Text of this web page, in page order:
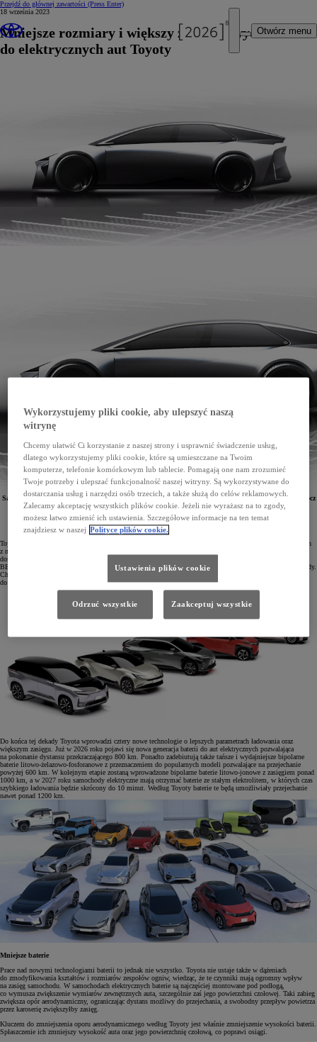
Przejdź do głównej zawartości (Press Enter)
Otwórz menu
18 września 2023
Mniejsze rozmiary i większy zasięg nowych baterii
do elektrycznych aut Toyoty
Samochody hybrydowe i elektryczne Toyoty już w 2026 roku otrzymają nową generację baterii. Oprócz
prac nad zupełnie nowymi typami baterii koncern skupia się także nad ich rozmiarami, które
wpływają na konstrukcję i osiągi auta.
Toyota zapowiada, że do 2030 roku zamierza wyprodukować 3,5 mln samochodów elektrycznych. Aż 1,7 mln
z nich powstanie w rewolucyjnej fabryce BEV Factory stosującej innowacyjne procesy produkcyjne. Aby
dostępność aut elektrycznych była jak najwyższa, potrzebne są baterie nowej generacji, co potwierdza prezes
BEV Factory Takero Kato: „Będziemy oferować różne technologie baterii, tak jak teraz oferujemy różne napędy.
Chcemy dostosować rodzaj akumulatora trakcyjnego do typu samochodu oraz jego zastosowania, a także
do potrzeb naszych klientów.”
Do końca tej dekady Toyota wprowadzi cztery nowe technologie o lepszych parametrach ładowania oraz
większym zasięgu. Już w 2026 roku pojawi się nowa generacja baterii do aut elektrycznych pozwalająca
na pokonanie dystansu przekraczającego 800 km. Ponadto zadebiutują także tańsze i wydajniejsze bipolarne
baterie litowo-żelazowo-fosforanowe z przeznaczeniem do popularnych modeli pozwalające na przejechanie
powyżej 600 km. W kolejnym etapie zostaną wprowadzone bipolarne baterie litowo-jonowe z zasięgiem ponad
1000 km, a w 2027 roku samochody elektryczne mają otrzymać baterie ze stałym elektrolitem, w których czas
szybkiego ładowania będzie skrócony do 10 minut. Według Toyoty baterie te będą umożliwiały przejechanie
nawet ponad 1200 km.
Mniejsze baterie
Prace nad nowymi technologiami baterii to jednak nie wszystko. Toyota nie ustaje także w dążeniach
do zmodyfikowania kształtów i rozmiarów zespołów ogniw, wiedząc, że te czynniki mają ogromny wpływ
na zasięg samochodu. W samochodach elektrycznych baterie są najczęściej montowane pod podłogą,
co wymusza zwiększenie wymiarów zewnętrznych auta, szczególnie zaś jego powierzchni czołowej. Taki zabieg
zwiększa opór aerodynamiczny, ograniczając dystans możliwy do przejechania, a swobodny przepływ powietrza
przez karoserię zwiększyłby zasięg.
Kluczem do zmniejszenia oporu aerodynamicznego według Toyoty jest właśnie zmniejszenie wysokości baterii.
Spłaszczenie ich zmniejszy wysokość auta oraz jego powierzchnię czołową, co poprawi osiągi.
Wykorzystujemy pliki cookie, aby ulepszyć naszą
witrynę
Chcemy ułatwić Ci korzystanie z naszej strony i usprawnić świadczenie usług,
dlatego wykorzystujemy pliki cookie, które są umieszczane na Twoim
komputerze, telefonie komórkowym lub tablecie. Pomagają one nam zrozumieć
Twoje potrzeby i ulepszać funkcjonalność naszej witryny. Są wykorzystywane do
dostarczania usług i narzędzi osób trzecich, a także służą do celów reklamowych.
Zalecamy akceptację wszystkich plików cookie. Jeżeli nie wyrażasz na to zgody,
możesz łatwo zmienić ich ustawienia. Szczegółowe informacje na ten temat
znajdziesz w naszej Polityce plików cookie.
Ustawienia plików cookie
Odrzuć wszystkie Zaakceptuj wszystkie